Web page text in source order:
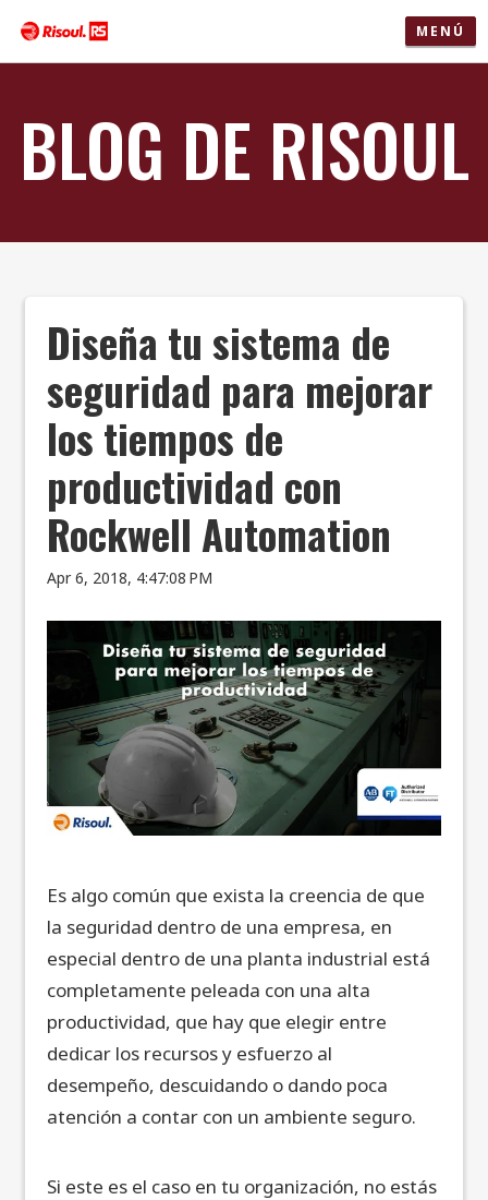
MENÚ
BLOG DE RISOUL
Diseña tu sistema de
seguridad para mejorar
los tiempos de
productividad con
Rockwell Automation
Apr 6, 2018, 4:47:08 PM
Es algo común que exista la creencia de que
la seguridad dentro de una empresa, en
especial dentro de una planta industrial está
completamente peleada con una alta
productividad, que hay que elegir entre
dedicar los recursos y esfuerzo al
desempeño, descuidando o dando poca
atención a contar con un ambiente seguro.
Si este es el caso en tu organización, no estás